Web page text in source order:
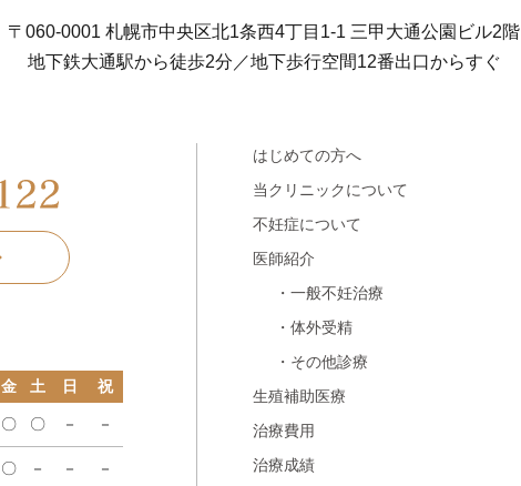
〒060-0001 札幌市中央区北1条西4丁目1-1 三甲大通公園ビル2階
地下鉄大通駅から徒歩2分／地下歩行空間12番出口からすぐ
金 土 日 祝
〇 〇 － －
〇 － － －
はじめての方へ
当クリニックについて
不妊症について
医師紹介
・一般不妊治療
・体外受精
・その他診療
生殖補助医療
治療費用
治療成績